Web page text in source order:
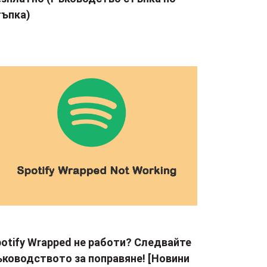
Wrapped не работи? Следвайте
за поправяне! [Новини